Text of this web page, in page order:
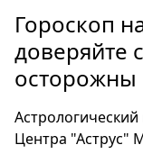
Россия
Мир
Туризм
Мода
Гороскоп
доверяйте
осторожны
Центра "Аструс"